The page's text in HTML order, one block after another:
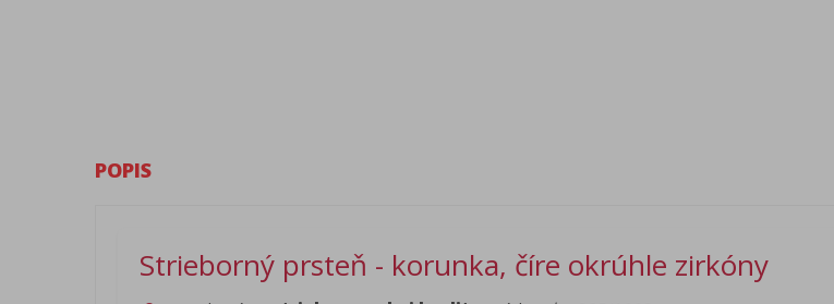
POPIS
Strieborný prsteň - korunka, číre okrúhle zirkóny